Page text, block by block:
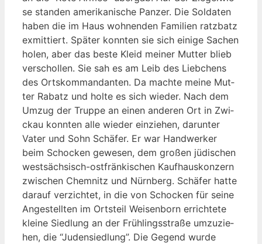
se stan­den ame­ri­ka­ni­sche Pan­zer. Die Sol­da­ten
haben die im Haus woh­nen­den Fami­li­en ratz­batz
exmit­tiert. Spä­ter konn­ten sie sich eini­ge Sachen
holen, aber das bes­te Kleid mei­ner Mut­ter blieb
ver­schol­len. Sie sah es am Leib des Lieb­chens
des Orts­kom­man­dan­ten. Da mach­te mei­ne Mut­
ter Rabatz und hol­te es sich wie­der. Nach dem
Umzug der Trup­pe an einen ande­ren Ort in Zwi­
ckau konn­ten alle wie­der ein­zie­hen, dar­un­ter
Vater und Sohn Schä­fer. Er war Hand­wer­ker
beim Scho­cken gewe­sen, dem gro­ßen jüdi­schen
west­säch­sisch-ost­frän­ki­schen Kauf­haus­kon­zern
zwi­schen Chem­nitz und Nürn­berg. Schä­fer hat­te
dar­auf ver­zich­tet, in die von Scho­cken für sei­ne
Ange­stell­ten im Orts­teil Wei­sen­born errich­te­te
klei­ne Sied­lung an der Früh­lings­stra­ße umzu­zie­
hen, die “Juden­sied­lung”. Die Gegend wur­de